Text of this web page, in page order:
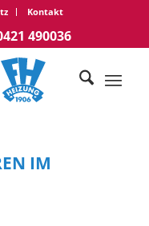
Kontakt
490036
IM